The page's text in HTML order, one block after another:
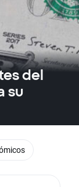
del
su